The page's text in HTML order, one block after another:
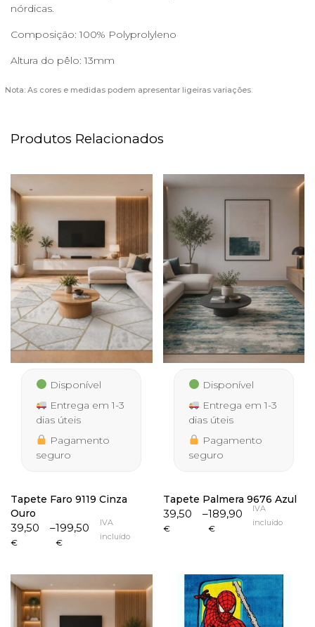
nórdicas.
Composição: 100% Polyprolyleno
Altura do pêlo: 13mm
Nota: As cores e medidas podem apresentar ligeiras variações.
Produtos Relacionados
Disponível
Entrega em 1-3
dias úteis
Pagamento
seguro
Tapete Faro 9119 Cinza
Ouro
39,50
€
–199,50
€
Price
range:
199,50 €
IVA
incluído
Disponível
Entrega em 1-3
dias úteis
Pagamento
seguro
Tapete Palmera 9676 Azul
39,50
€
–189,90
€
Price
range:
IVA
incluído